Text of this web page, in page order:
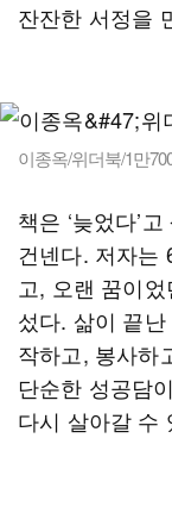
잔잔한 서정을
이종옥/위더북/1만
책은 ‘늦었다’
건넨다. 저자는
고, 오랜 꿈이
섰다. 삶이 끝
작하고, 봉사하
단순한 성공담
다시 살아갈 수